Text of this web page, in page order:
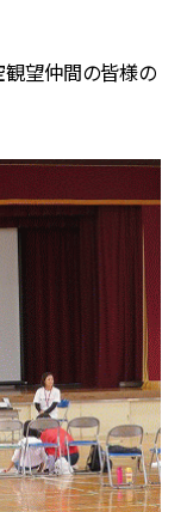
観望仲間の皆様の